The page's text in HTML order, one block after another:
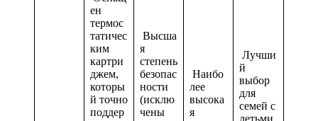
ен
термос
татичес
ким
картри
джем,
которы
й точно
поддер
Высша
я
степень
безопас
ности
(исклю
чены
Наибо
лее
высока
я
Лучши
й
выбор
для
семей с